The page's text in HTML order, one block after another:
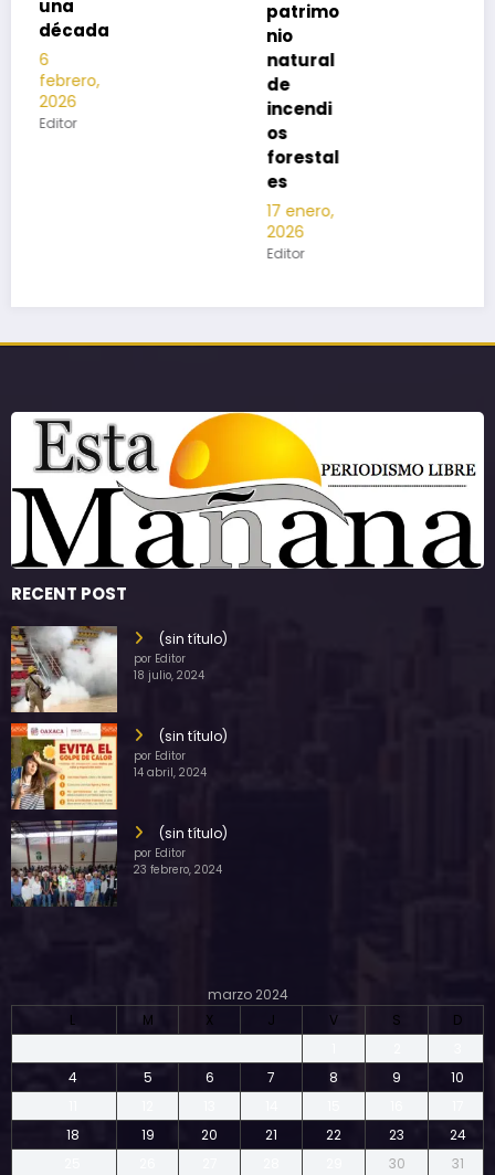
RECENT POST
(sin título)
por Editor
18 julio, 2024
(sin título)
por Editor
14 abril, 2024
(sin título)
por Editor
23 febrero, 2024
marzo 2024
L
M X J V S
D
4
5 6 7 8 9
10
18
19 20 21 22 23
24
30 31